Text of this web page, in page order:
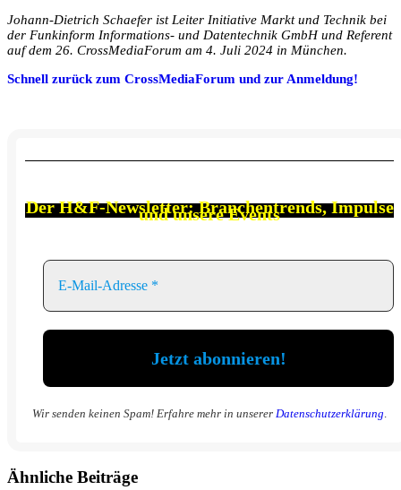
Johann-Dietrich Schaefer ist Leiter Initiative Markt und Technik bei
der Funkinform Informations- und Datentechnik GmbH und Referent
auf dem 26. CrossMediaForum am 4. Juli 2024 in München.
Schnell zurück zum CrossMediaForum und zur Anmeldung!
DerH&F-Newsletter: Branchentrends, Impulse
und unsere Events
Wir senden keinen Spam! Erfahre mehr in unserer Datenschutzerklärung
Ähnliche Beiträge